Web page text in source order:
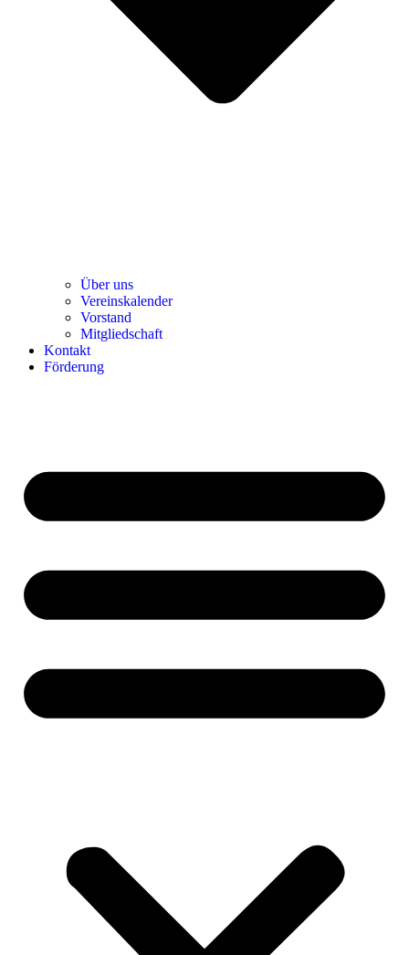
Über uns
Ver­einska­len­der
Vor­stand
Mit­glied­schaft
Kon­takt
För­de­rung